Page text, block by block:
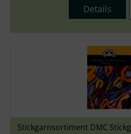
Details
Stickgarnsortiment DMC